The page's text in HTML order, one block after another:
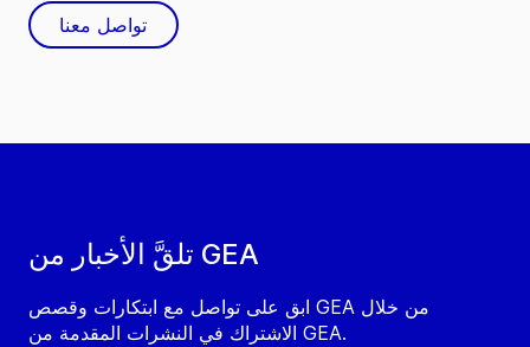
تلقَّ الأخبار من GEA
ابق على تواصل مع ابتكارات وقصص GEA من خلال
الاشتراك في النشرات المقدمة من GEA.
تواصل معنا